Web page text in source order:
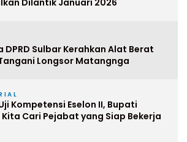
Dilantik Januari 2026
Sulbar Kerahkan Alat Berat
Longsor Matangnga
Kompetensi Eselon II, Bupati
Kita Cari Pejabat yang Siap Bekerja